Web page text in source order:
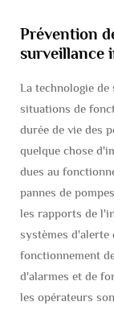
Prévention
surveillance
La technologie
situations de
durée de vie des
quelque chose
dues au
pannes de
les rapports de
systèmes
fonctionnement
d'alarmes et de
les opérateurs